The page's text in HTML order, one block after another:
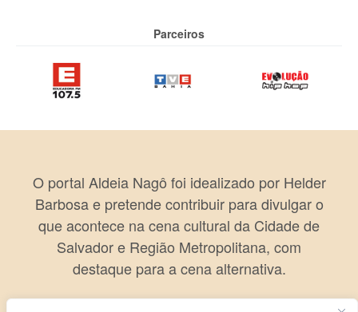
Parceiros
O portal Aldeia Nagô foi idealizado por Helder
Barbosa e pretende contribuir para divulgar o
que acontece na cena cultural da Cidade de
Salvador e Região Metropolitana, com
destaque para a cena alternativa.